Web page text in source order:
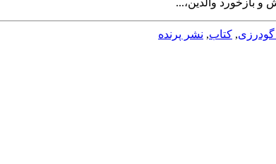
گودرزی, کتاب, نشر پرنده